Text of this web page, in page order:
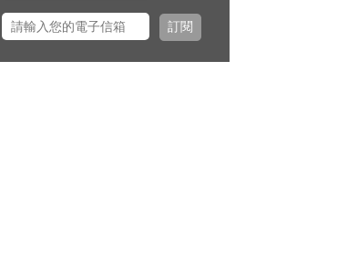
正平傳道一同前往美國多個城市
拜訪校園之友並舉辦校園之友
會，願主看顧出入平安、服事得
訂閱